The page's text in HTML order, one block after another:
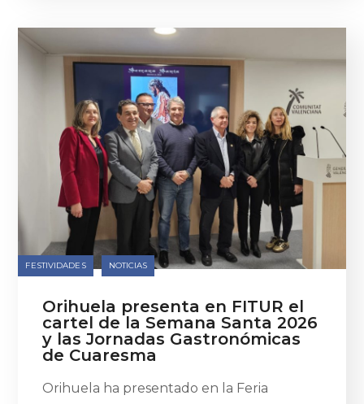
FESTIVIDADES NOTICIAS
Orihuela presenta en FITUR el
cartel de la Semana Santa 2026
y las Jornadas Gastronómicas
de Cuaresma
Orihuela ha presentado en la Feria